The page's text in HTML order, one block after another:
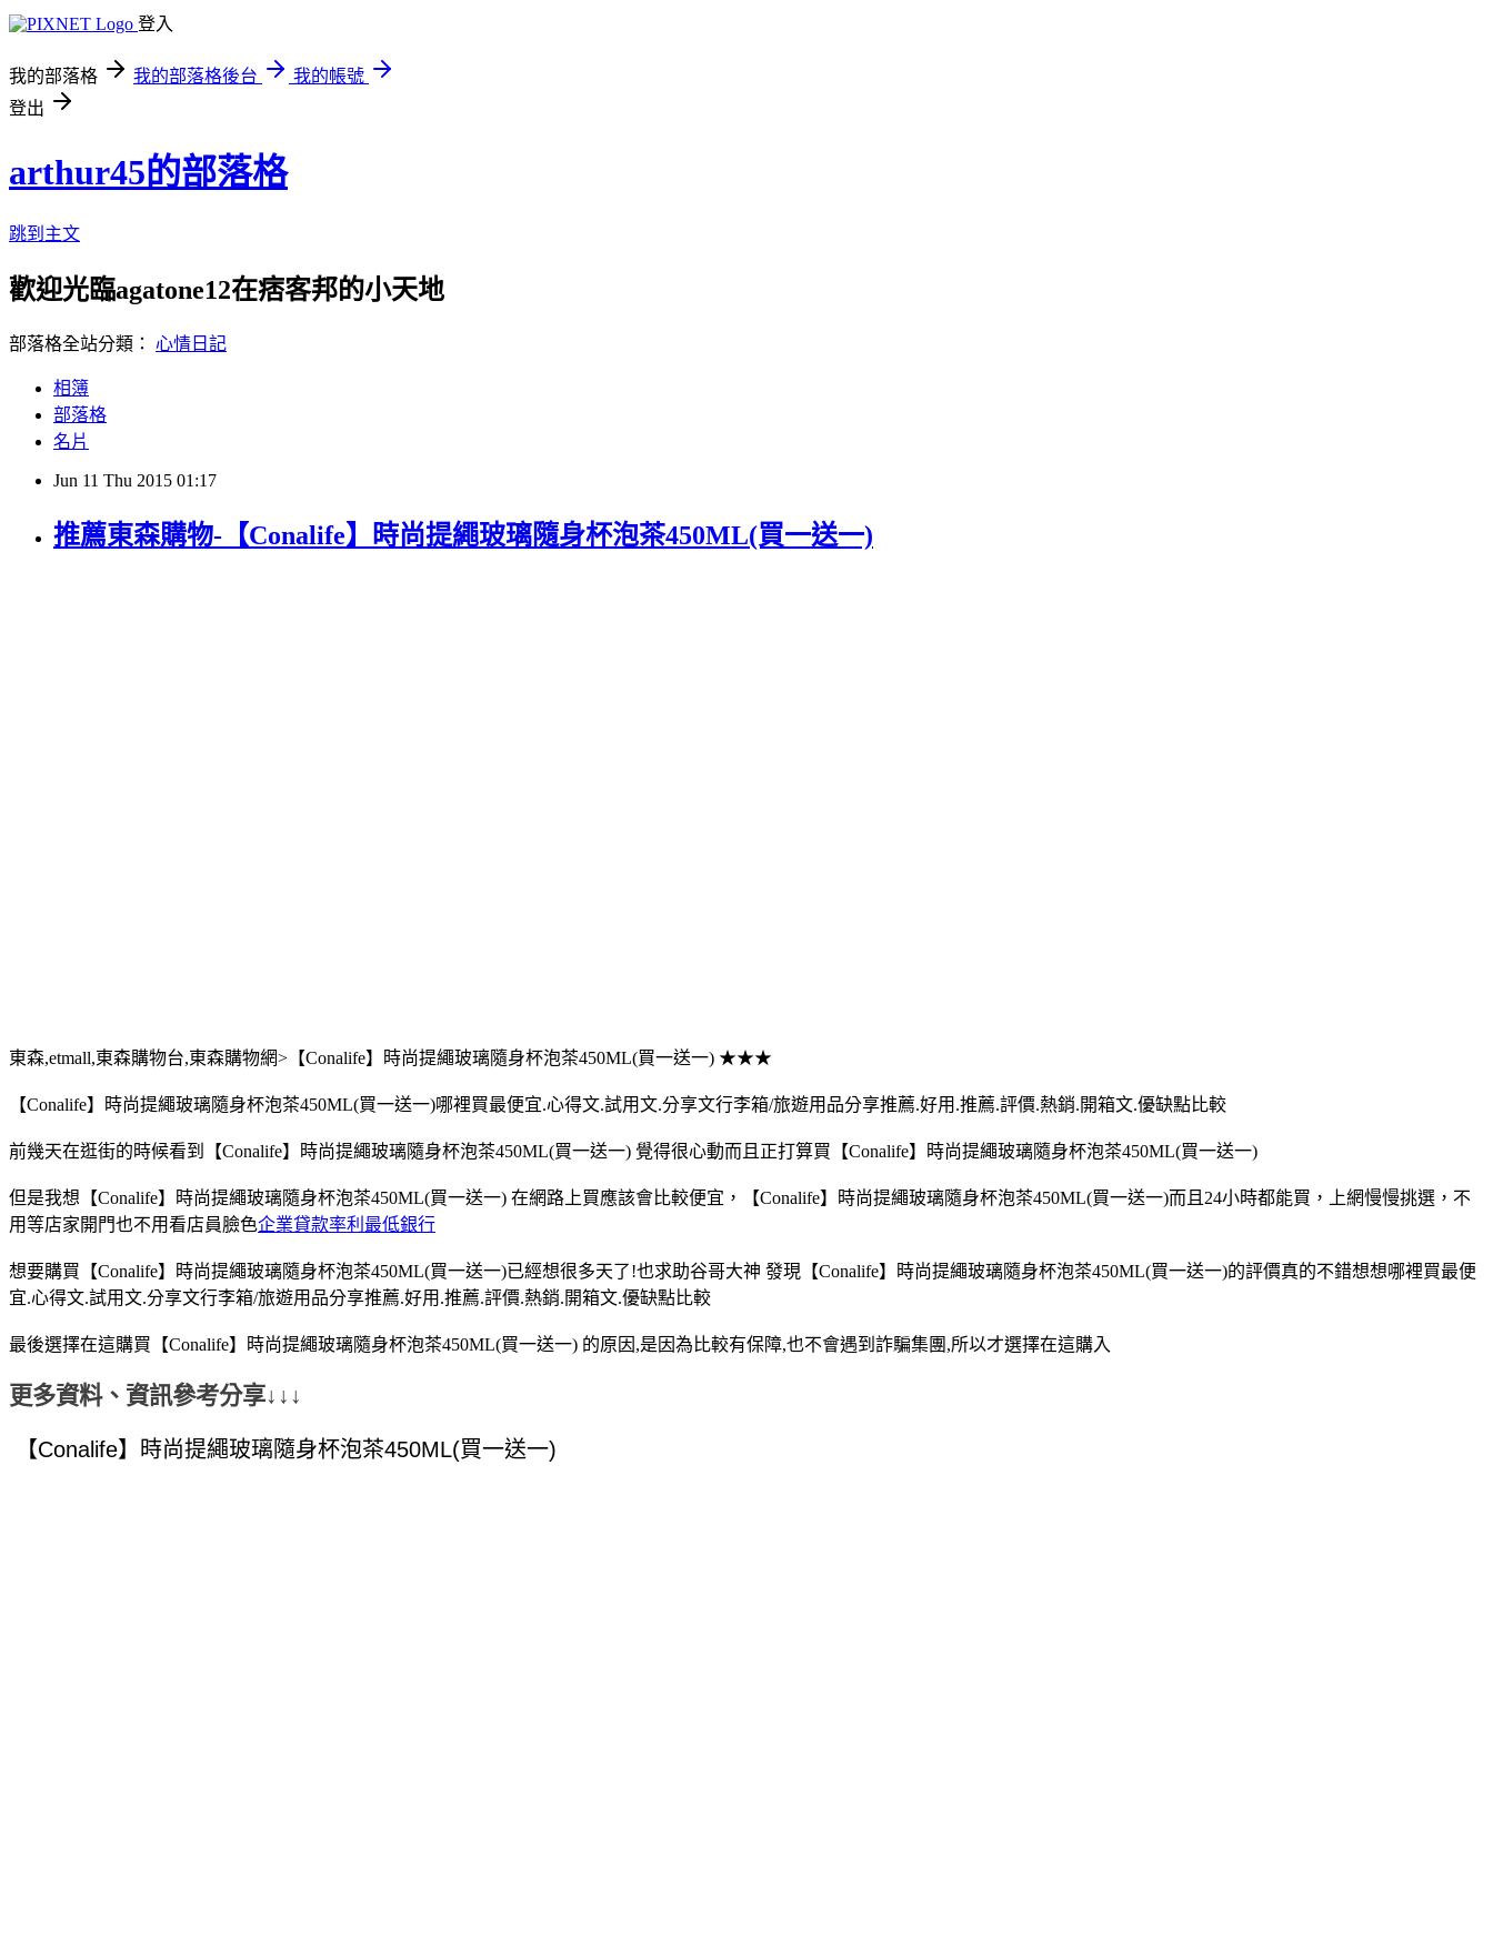
登入
我的部落格 我的部落格後台
我的帳號
登出
arthur45的部落格
跳到主文
歡迎光臨agatone12在痞客邦的小天地
部落格全站分類： 心情日記
相簿
部落格
名片
Jun 11 Thu 2015 01:17
推薦東森購物-【Conalife】時尚提繩玻璃隨身杯泡茶450ML(買一送一)
東森,etmall,東森購物台,東森購物網>【Conalife】時尚提繩玻璃隨身杯泡茶450ML(買一送一) ★★★
【Conalife】時尚提繩玻璃隨身杯泡茶450ML(買一送一)哪裡買最便宜.心得文.試用文.分享文行李箱/旅遊用品分享推薦.好用.推薦.評價.熱銷.開箱文.優缺點比較
前幾天在逛街的時候看到【Conalife】時尚提繩玻璃隨身杯泡茶450ML(買一送一) 覺得很心動而且正打算買【Conalife】時尚提繩玻璃隨身杯泡茶450ML(買一送一)
但是我想【Conalife】時尚提繩玻璃隨身杯泡茶450ML(買一送一) 在網路上買應該會比較便宜，【Conalife】時尚提繩玻璃隨身杯泡茶450ML(買一送一)而且24小時都能買，上網慢慢挑選，不
用等店家開門也不用看店員臉色企業貸款率利最低銀行
想要購買【Conalife】時尚提繩玻璃隨身杯泡茶450ML(買一送一)已經想很多天了!也求助谷哥大神 發現【Conalife】時尚提繩玻璃隨身杯泡茶450ML(買一送一)的評價真的不錯想想哪裡買最便
宜.心得文.試用文.分享文行李箱/旅遊用品分享推薦.好用.推薦.評價.熱銷.開箱文.優缺點比較
最後選擇在這購買【Conalife】時尚提繩玻璃隨身杯泡茶450ML(買一送一) 的原因,是因為比較有保障,也不會遇到詐騙集團,所以才選擇在這購入
更多資料、資訊參考分享↓↓↓